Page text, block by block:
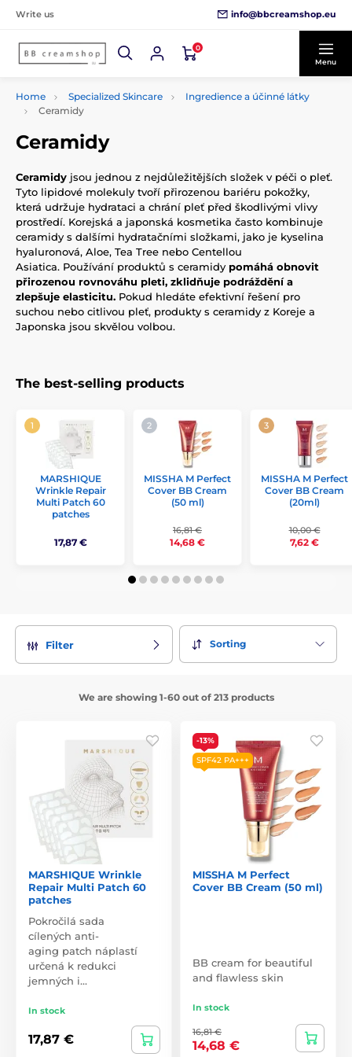
Write us info@bbcreamshop.eu
0
Menu
Home Specialized Skincare
Ingredience a účinné látky
Ceramidy
Ceramidy
Ceramidy jsou jednou z nejdůležitějších složek v péči o pleť.
Tyto lipidové molekuly tvoří přirozenou bariéru pokožky,
která udržuje hydrataci a chrání pleť před škodlivými vlivy
prostředí. Korejská a japonská kosmetika často kombinuje
ceramidy s dalšími hydratačními složkami, jako je kyselina
hyaluronová, Aloe, Tea Tree nebo Centellou
Asiatica. Používání produktů s ceramidy pomáhá obnovit
přirozenou rovnováhu pleti, zklidňuje podráždění a
zlepšuje elasticitu. Pokud hledáte efektivní řešení pro
suchou nebo citlivou pleť, produkty s ceramidy z Koreje a
Japonska jsou skvělou volbou.
The best-selling products
MARSHIQUE
Wrinkle Repair
Multi Patch 60
patches
17,87 €
MISSHA M Perfect
Cover BB Cream
(50 ml)
16,81 €
14,68 €
MISSHA M Perfect
Cover BB Cream
(20ml)
10,00 €
7,62 €
Filter Sorting
We are showing 1-60 out of 213 products
MARSHIQUE Wrinkle
Repair Multi Patch 60
patches
Pokročilá sada
cílených anti-
aging patch náplastí
určená k redukci
jemných i…
In stock
17,87 €
-13%
SPF42 PA+++
MISSHA M Perfect
Cover BB Cream (50 ml)
BB cream for beautiful
and flawless skin
In stock
16,81 €
14,68 €